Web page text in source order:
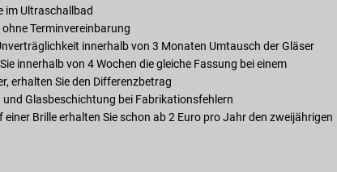
im Ultraschallbad
Terminvereinbarung
innerhalb von 3 Monaten Umtausch der Gläser
innerhalb von 4 Wochen die gleiche Fassung bei einem
erhalten Sie den Differenzbetrag
Glasbeschichtung bei Fabrikationsfehlern
Brille erhalten Sie schon ab 2 Euro pro Jahr den zweijährigen